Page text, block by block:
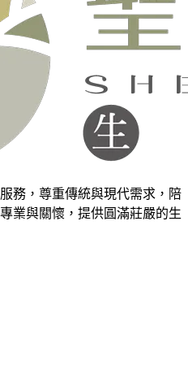
務，尊重傳統與現代需求，陪
業與關懷，提供圓滿莊嚴的生